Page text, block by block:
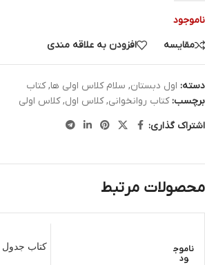
ناموجود
مقایسه
افزودن به علاقه مندی
دسته: اول دبستان, سلام کلاس اولی ها, کتاب
برچسب: کتاب روانخوانی, کلاس اول, کلاس اولی
اشتراک گذاری:
محصولات مرتبط
ناموج
ود
کتاب جدول